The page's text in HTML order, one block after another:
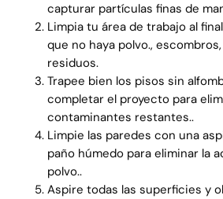
capturar partículas finas de
Limpia tu área de trabajo al
que no haya polvo.,
residuos.
Trapee bien los pisos sin
completar el proyecto para
contaminantes restantes..
Limpie las paredes con una
paño húmedo para eliminar la
polvo..
Aspire todas las superficies y